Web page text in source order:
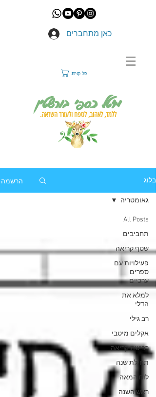
כאן מתחברים
סל קניות
מיטל כספי בורשטין
ללמד, לאהוב, לטפח ולעורר השראה.
בלוג הרשמה
All Posts
תחביבים
שטף קריאה
פעילויות עם
ספרים
ערכיים
למלא את
הדלי
רב גילי
אקלים מיטבי
רכישת קריאה
תחילת שנה
לוח המאה
ראש השנה
גאומטריה